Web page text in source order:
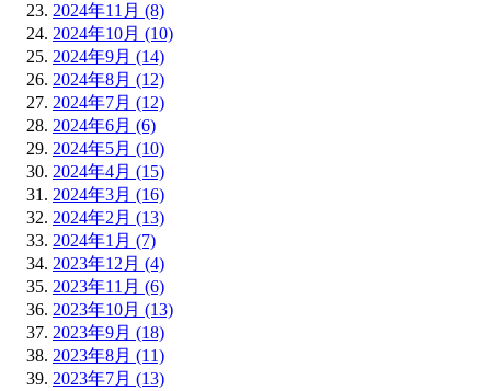
2024年11月 (8)
2024年10月 (10)
2024年9月 (14)
2024年8月 (12)
2024年7月 (12)
2024年6月 (6)
2024年5月 (10)
2024年4月 (15)
2024年3月 (16)
2024年2月 (13)
2024年1月 (7)
2023年12月 (4)
2023年11月 (6)
2023年10月 (13)
2023年9月 (18)
2023年8月 (11)
2023年7月 (13)